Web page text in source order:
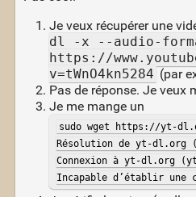
Je veux récupérer une
dl -x --audio-
https://
v=tWnO4kn5284 (par
Pas de réponse. Je veux
Je me mange un
sudo wget https://yt-
Résolution de yt-dl.org
Connexion à yt-dl.org
Incapable d’établir une